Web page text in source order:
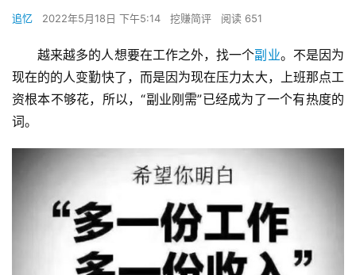
追忆 2022年5月18日 下午5:14 挖赚简评 阅读 651
越来越多的人想要在工作之外，找一个副业。不是因为
现在的的人变勤快了，而是因为现在压力太大，上班那点工
资根本不够花，所以，“副业刚需”已经成为了一个有热度的
词。